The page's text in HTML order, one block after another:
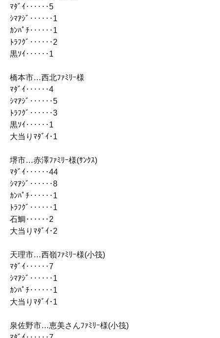
ﾏﾀﾞｲ‥‥‥5
ｼﾏｱｼﾞ‥‥‥1
ｶﾝﾊﾟﾁ‥‥‥1
ﾄﾗﾌｸﾞ‥‥‥2
黒ｿｲ‥‥‥1
橋本市…西北ﾌｧﾐﾘｰ様
ﾏﾀﾞｲ‥‥‥4
ｼﾏｱｼﾞ‥‥‥5
ﾄﾗﾌｸﾞ‥‥‥3
黒ｿｲ‥‥‥1
大当りﾏﾀﾞｲ･1
堺市…赤澤ﾌｧﾐﾘｰ様(ｻﾝｸｽ)
ﾏﾀﾞｲ‥‥‥44
ｼﾏｱｼﾞ‥‥‥8
ｶﾝﾊﾟﾁ‥‥‥1
ﾄﾗﾌｸﾞ‥‥‥1
石鯛‥‥‥2
大当りﾏﾀﾞｲ･2
天理市…西嶺ﾌｧﾐﾘｰ様(小筏)
ﾏﾀﾞｲ‥‥‥7
ｼﾏｱｼﾞ‥‥‥1
ｶﾝﾊﾟﾁ‥‥‥1
大当りﾏﾀﾞｲ･1
泉佐野市…恵美さんﾌｧﾐﾘｰ様(小筏)